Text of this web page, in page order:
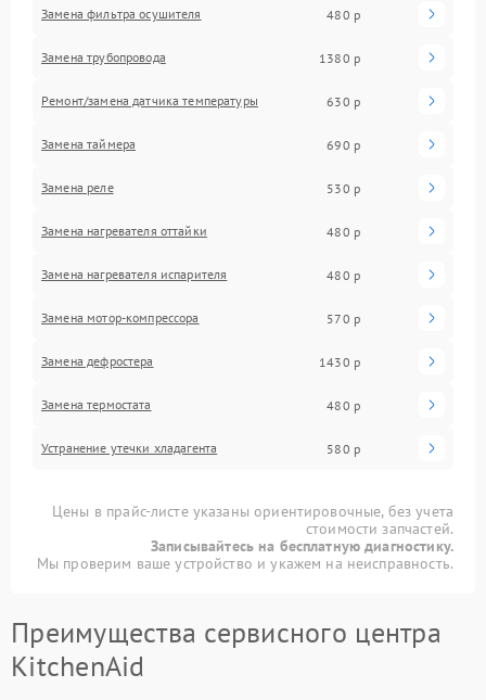
Замена фильтра осушителя 480 р
Замена трубопровода 1380 р
Ремонт/замена датчика температуры 630 р
Замена таймера 690 р
Замена реле 530 р
Замена нагревателя оттайки 480 р
Замена нагревателя испарителя 480 р
Замена мотор-компрессора 570 р
Замена дефростера 1430 р
Замена термостата 480 р
Устранение утечки хладагента 580 р
Цены в прайс-листе указаны ориентировочные, без учета
стоимости запчастей.
Записывайтесь на бесплатную диагностику.
Мы проверим ваше устройство и укажем на неисправность.
Преимущества сервисного центра
KitchenAid